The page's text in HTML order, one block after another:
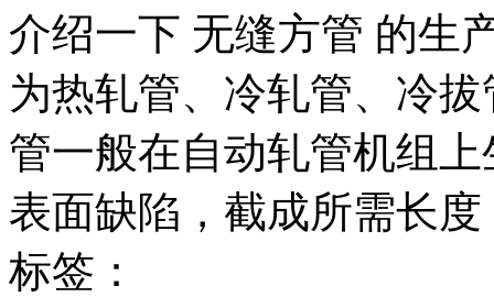
介绍一下 无缝方管 的生
为热轧管、冷轧管、冷
管一般在自动轧管机组
表面缺陷，截成所需长
标签：